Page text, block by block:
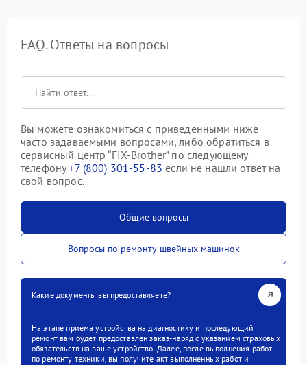
FAQ. Ответы на вопросы
Вы можете ознакомиться с приведенными ниже
часто задаваемыми вопросами, либо обратиться в
сервисный центр “FIX-Brother” по следующему
телефону+7 (800) 301-55-83 если не нашли ответ на
свой вопрос.
Общие вопросы
Вопросы по ремонту швейных машинок
Какие документы вы предоставляете?
На этапе приема устройства на диагностику и последующий
ремонт вам будет предоставлен заказ-наряд с указанием страховых
обязательств на ваше устройство. Далее, после выполнения работ
по ремонту техники, вы получите акт выполненных работ и